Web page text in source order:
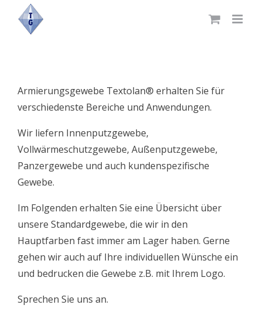
Armierungsgewebe Textolan® erhalten Sie für
verschiedenste Bereiche und Anwendungen.
Wir liefern Innenputzgewebe,
Vollwärmeschutzgewebe, Außenputzgewebe,
Panzergewebe und auch kundenspezifische
Gewebe.
Im Folgenden erhalten Sie eine Übersicht über
unsere Standardgewebe, die wir in den
Hauptfarben fast immer am Lager haben. Gerne
gehen wir auch auf Ihre individuellen Wünsche ein
und bedrucken die Gewebe z.B. mit Ihrem Logo.
Sprechen Sie uns an.